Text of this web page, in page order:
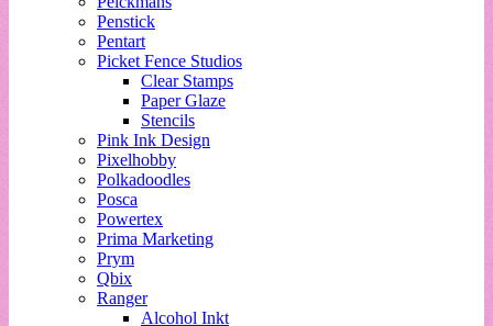
Penstick
Pentart
Picket Fence Studios
Clear Stamps
Paper Glaze
Stencils
Pink Ink Design
Pixelhobby
Polkadoodles
Posca
Powertex
Prima Marketing
Prym
Qbix
Ranger
Alcohol Inkt